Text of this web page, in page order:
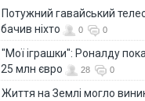
Потужний гавайський
бачив ніхто
0 0
"Мої іграшки": Роналду
25 млн євро
28 0
Життя на Землі могло